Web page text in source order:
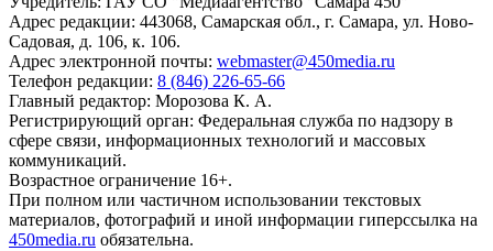
Адрес редакции: 443068, Самарская обл., г. Самара, ул. Ново-
Садовая, д. 106, к. 106.
Адрес электронной почты: webmaster@450media.ru
Телефон редакции: 8 (846) 226-65-66
Главный редактор: Морозова К. А.
Регистрирующий орган: Федеральная служба по надзору в
сфере связи, информационных технологий и массовых
коммуникаций.
Возрастное ограничение 16+.
При полном или частичном использовании текстовых
материалов, фотографий и иной информации гиперссылка на
450media.ru обязательна.